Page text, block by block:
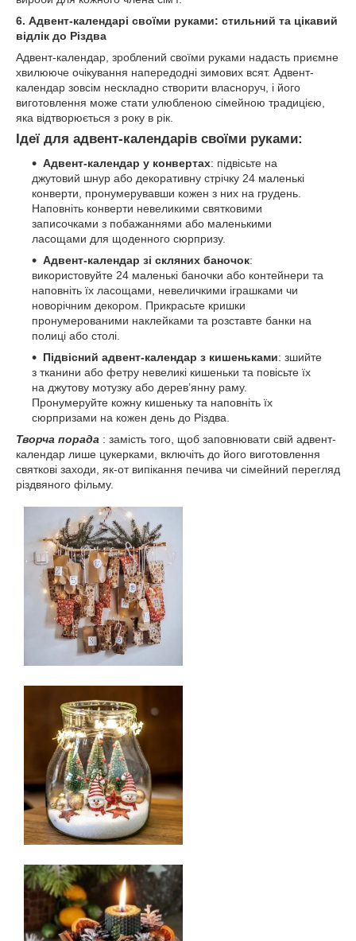
6. Адвент-календарі своїми руками: стильний та цікавий
відлік до Різдва
Адвент-календар, зроблений своїми руками надасть приємне
хвилююче очікування напередодні зимових всят. Адвент-
календар зовсім нескладно створити власноруч, і його
виготовлення може стати улюбленою сімейною традицією,
яка відтворюється з року в рік.
Ідеї ​​для адвент-календарів своїми руками:
Адвент-календар у конвертах: підвісьте на
джутовий шнур або декоративну стрічку 24 маленькі
конверти, пронумерувавши кожен з них на грудень.
Наповніть конверти невеликими святковими
записочками з побажаннями або маленькими
ласощами для щоденного сюрпризу.
Адвент-календар зі скляних баночок:
використовуйте 24 маленькі баночки або контейнери та
наповніть їх ласощами, невеличкими іграшками чи
новорічним декором. Прикрасьте кришки
пронумерованими наклейками та розставте банки на
полиці або столі.
Підвісний адвент-календар з кишеньками: зшийте
з тканини або фетру невеликі кишеньки та повісьте їх
на джутову мотузку або дерев’янну раму.
Пронумеруйте кожну кишеньку та наповніть їх
сюрпризами на кожен день до Різдва.
Творча порада : замість того, щоб заповнювати свій адвент-
календар лише цукерками, включіть до його виготовлення
святкові заходи, як-от випікання печива чи сімейний перегляд
різдвяного фільму.